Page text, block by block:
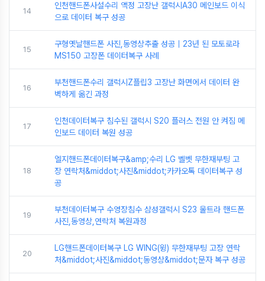
14
인천핸드폰사설수리 액정 고장난 갤럭시A30 메인보드 이식
으로 데이터 복구 성공
15
구형옛날핸드폰 사진,동영상추출 성공｜23년 된 모토로라
MS150 고장폰 데이터복구 사례
16
부천핸드폰수리 갤럭시Z플립3 고장난 화면에서 데이터 완
벽하게 옮긴 과정
17
인천데이터복구 침수된 갤럭시 S20 플러스 전원 안 켜짐 메
인보드 데이터 복원 성공
18
엘지핸드폰데이터복구&amp;수리 LG 벨벳 무한재부팅 고
장 연락처&middot;사진&middot;카카오톡 데이터복구 성
공
19
부천데이터복구 수영장침수 삼성갤럭시 S23 울트라 핸드폰
사진,동영상,연락처 복원과정
20
LG핸드폰데이터복구 LG WING(윙) 무한재부팅 고장 연락
처&middot;사진&middot;동영상&middot;문자 복구 성공